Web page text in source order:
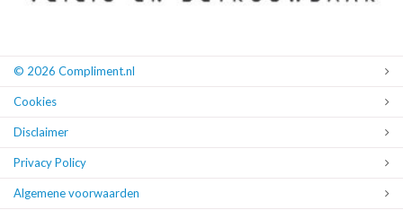
© 2026 Compliment.nl
Cookies
Disclaimer
Privacy Policy
Algemene voorwaarden